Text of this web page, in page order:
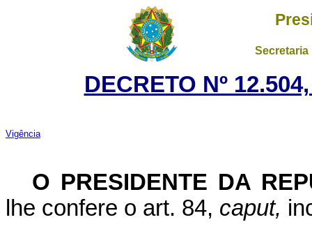
DECRETO Nº
Vigência
O PRESIDENTE DA
lhe confere o art. 84, caput,